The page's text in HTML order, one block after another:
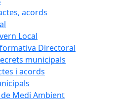
acords
Local
Directoral
municipals
i acords
Medi Ambient